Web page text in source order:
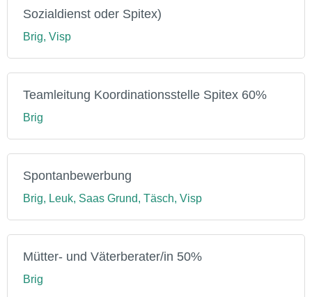
Sozialdienst oder Spitex)
Brig, Visp
Teamleitung Koordinationsstelle Spitex 60%
Brig
Spontanbewerbung
Brig, Leuk, Saas Grund, Täsch, Visp
Mütter- und Väterberater/in 50%
Brig